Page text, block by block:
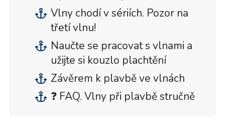
Vlny chodí v sériích. Pozor na
třetí vlnu!
Naučte se pracovat s vlnami a
užijte si kouzlo plachtění
Závěrem k plavbě ve vlnách
❓ FAQ. Vlny při plavbě stručně